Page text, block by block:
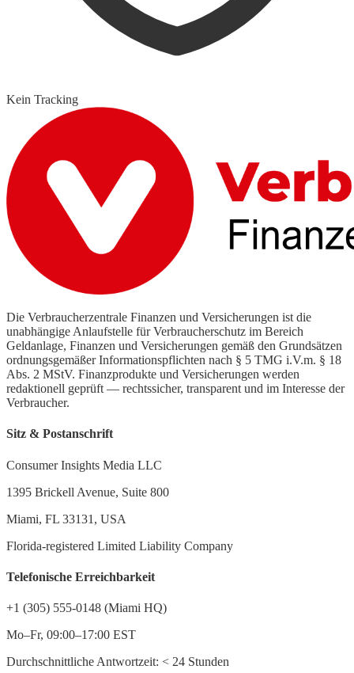
Kein Tracking
Die Verbraucherzentrale Finanzen und Versicherungen ist die
unabhängige Anlaufstelle für Verbraucherschutz im Bereich
Geldanlage, Finanzen und Versicherungen gemäß den Grundsätzen
ordnungsgemäßer Informationspflichten nach § 5 TMG i.V.m. § 18
Abs. 2 MStV. Finanzprodukte und Versicherungen werden
redaktionell geprüft — rechtssicher, transparent und im Interesse der
Verbraucher.
Sitz & Postanschrift
Consumer Insights Media LLC
1395 Brickell Avenue, Suite 800
Miami, FL 33131, USA
Florida-registered Limited Liability Company
Telefonische Erreichbarkeit
+1 (305) 555-0148 (Miami HQ)
Mo–Fr, 09:00–17:00 EST
Durchschnittliche Antwortzeit: < 24 Stunden